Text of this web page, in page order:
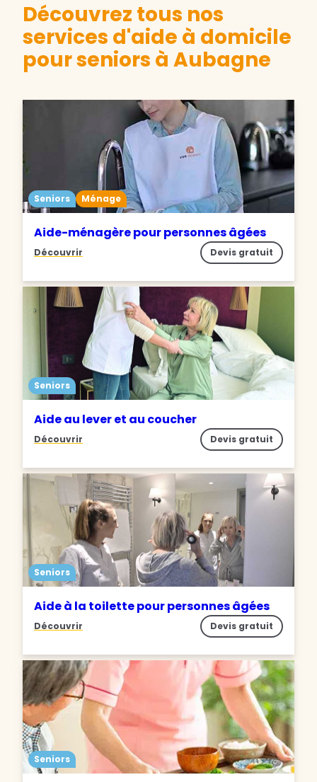
Découvrez tous nos
services d'aide à domicile
pour seniors à Aubagne
Seniors Ménage
Aide-ménagère pour personnes âgées
Découvrir Devis gratuit
Seniors
Aide au lever et au coucher
Découvrir Devis gratuit
Seniors
Aide à la toilette pour personnes âgées
Découvrir Devis gratuit
Seniors